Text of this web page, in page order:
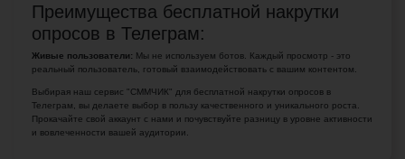
Преимущества бесплатной накрутки
опросов в Телеграм:
Живые пользователи: Мы не используем ботов. Каждый просмотр - это
реальный пользователь, готовый взаимодействовать с вашим контентом.
Выбирая наш сервис "СММЧИК" для бесплатной накрутки опросов в
Телеграм, вы делаете выбор в пользу качественного и уникального роста.
Прокачайте свой аккаунт с нами и почувствуйте разницу в уровне активности
и вовлеченности вашей аудитории.